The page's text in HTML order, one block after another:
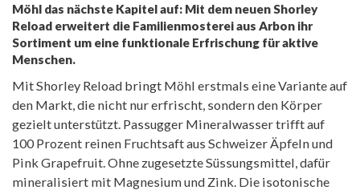
Möhl das nächste Kapitel auf: Mit dem neuen Shorley
Reload erweitert die Familienmosterei aus Arbon ihr
Sortiment um eine funktionale Erfrischung für aktive
Menschen.
Mit Shorley Reload bringt Möhl erstmals eine Variante auf
den Markt, die nicht nur erfrischt, sondern den Körper
gezielt unterstützt. Passugger Mineralwasser trifft auf
100 Prozent reinen Fruchtsaft aus Schweizer Äpfeln und
Pink Grapefruit. Ohne zugesetzte Süssungsmittel, dafür
mineralisiert mit Magnesium und Zink. Die isotonische